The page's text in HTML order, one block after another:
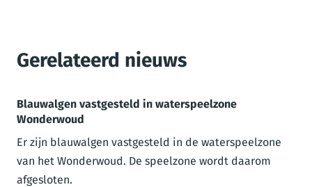
Gerelateerd nieuws
Blauwalgen vastgesteld in waterspeelzone
Wonderwoud
Er zijn blauwalgen vastgesteld in de waterspeelzone
van het Wonderwoud. De speelzone wordt daarom
afgesloten.